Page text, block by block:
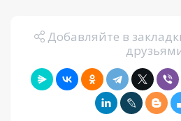
Добавляйте в